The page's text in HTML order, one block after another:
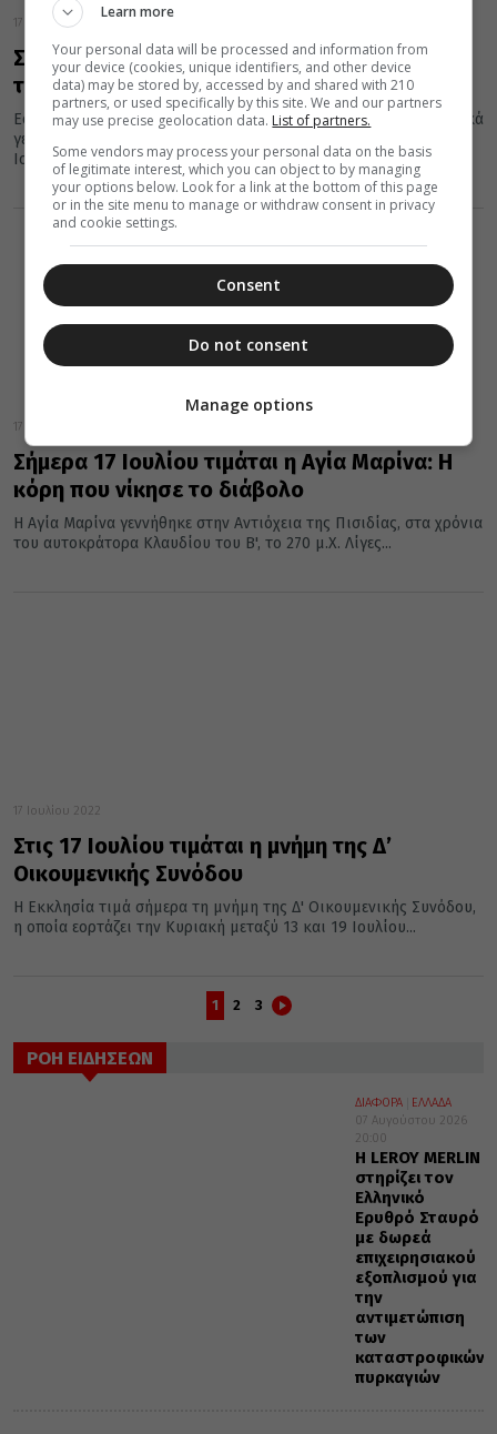
17 Ιουλίου 2023
Σαν σήμερα: Όλες οι εορτές και τα γεγονότα
της 17ης Ιουλίου
Εορτές της Ορθοδοξίας, σημαντικά ιστορικά, πολιτικά, κοινωνικά
γεγονότα, γεννήσεις και θάνατοι που συνέβησαν σαν σήμερα 17
Ιουλίου.
17 Ιουλίου 2022
Σήμερα 17 Ιουλίου τιμάται η Αγία Μαρίνα: Η
κόρη που νίκησε το διάβολο
Η Αγία Μαρίνα γεννήθηκε στην Αντιόχεια της Πισιδίας, στα χρόνια
του αυτοκράτορα Κλαυδίου του Β', το 270 μ.Χ. Λίγες...
17 Ιουλίου 2022
Στις 17 Ιουλίου τιμάται η μνήμη της Δ’
Οικουμενικής Συνόδου
Η Εκκλησία τιμά σήμερα τη μνήμη της Δ' Οικουμενικής Συνόδου,
η οποία εορτάζει την Κυριακή μεταξύ 13 και 19 Ιουλίου...
1 2 3
ΡΟΗ ΕΙΔΗΣΕΩΝ
ΔΙΑΦΟΡΑ
ΕΛΛΑΔΑ
07 Αυγούστου 2026
20:00
Η LEROY MERLIN
στηρίζει τον
Ελληνικό
Ερυθρό Σταυρό
με δωρεά
επιχειρησιακού
εξοπλισμού για
την
αντιμετώπιση
των
καταστροφικών
πυρκαγιών
Learn more
Your personal data will be processed and information from
your device (cookies, unique identifiers, and other device
data) may be stored by, accessed by and shared with 210
partners, or used specifically by this site. We and our partners
may use precise geolocation data. List of partners.
Some vendors may process your personal data on the basis
of legitimate interest, which you can object to by managing
your options below. Look for a link at the bottom of this page
or in the site menu to manage or withdraw consent in privacy
and cookie settings.
Consent
Do not consent
Manage options